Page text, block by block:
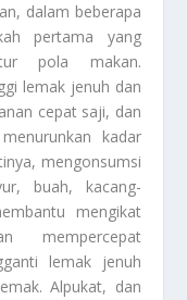
dalam beberapa
pertama yang
pola makan.
lemak jenuh dan
cepat saji, dan
kadar
mengonsumsi
buah, kacang-
mengikat
mempercepat
lemak jenuh
Alpukat, dan